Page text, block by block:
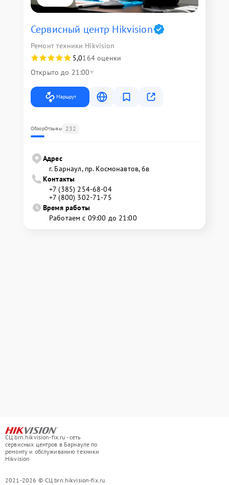
Сервисный центр Hikvision
Ремонт техники Hikvision
5,0164 оценки
Открыто до 21:00
Маршрут
ОбзорОтзывы 232
Адрес
г. Барнаул, ​пр. Космонавтов, 6в
Контакты
+7 (385) 254-68-04
+7 (800) 302-71-75
Время работы
Работаем с 09:00 до 21:00
СЦ brn.hikvision-fix.ru - сеть
сервисных центров в Барнауле по
ремонту и обслуживанию техники
Hikvision
2021-2026 © СЦ brn.hikvision-fix.ru